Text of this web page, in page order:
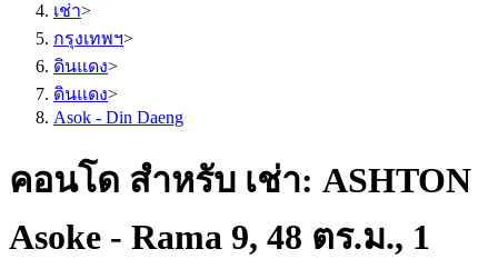
เช่า>
กรุงเทพฯ>
ดินแดง>
ดินแดง>
Asok - Din Daeng
คอนโด สำหรับ เช่า: ASHTON
Asoke - Rama 9, 48 ตร.ม., 1